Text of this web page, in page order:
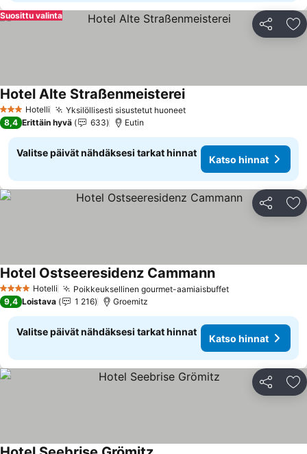
Jaa
Suosittu valinta
3 Tähtiluokitus
Hotelli Yksilöllisesti sisustetut huoneet
Hotel Alte Straßenmeisterei
8,4 Erittäin hyvä 633 Eutin
Valitse päivät nähdäksesi tarkat hinnat
Katso hinnat
Jaa
4 Tähtiluokitus
Hotelli Poikkeuksellinen gourmet-aamiaisbuffet
Hotel Ostseeresidenz Cammann
9,4 Loistava 1 216 Groemitz
Valitse päivät nähdäksesi tarkat hinnat
Katso hinnat
Jaa